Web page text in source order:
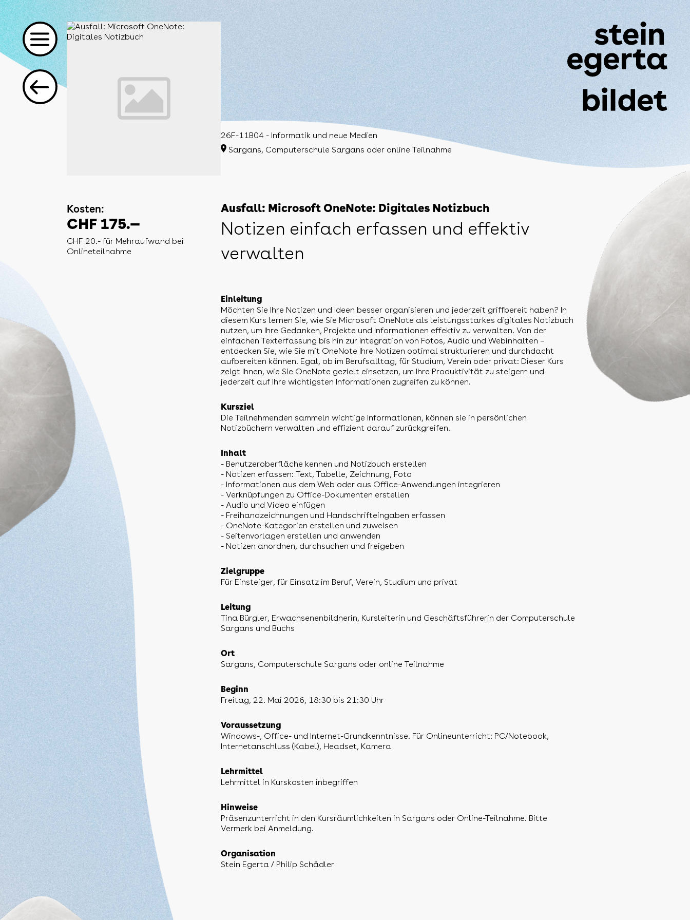
Kosten:
CHF 175.—
CHF 20.- für Mehraufwand bei
Onlineteilnahme
26F-11B04 - Informatik und neue Medien
Sargans, Computerschule Sargans oder online Teilnahme
Ausfall: Microsoft OneNote: Digitales Notizbuch
Notizen einfach erfassen und effektiv
verwalten
Einleitung
Möchten Sie Ihre Notizen und Ideen besser organisieren und jederzeit griffbereit haben? In
diesem Kurs lernen Sie, wie Sie Microsoft OneNote als leistungsstarkes digitales Notizbuch
nutzen, um Ihre Gedanken, Projekte und Informationen effektiv zu verwalten. Von der
einfachen Texterfassung bis hin zur Integration von Fotos, Audio und Webinhalten –
entdecken Sie, wie Sie mit OneNote Ihre Notizen optimal strukturieren und durchdacht
aufbereiten können. Egal, ob im Berufsalltag, für Studium, Verein oder privat: Dieser Kurs
zeigt Ihnen, wie Sie OneNote gezielt einsetzen, um Ihre Produktivität zu steigern und
jederzeit auf Ihre wichtigsten Informationen zugreifen zu können.
Kursziel
Die Teilnehmenden sammeln wichtige Informationen, können sie in persönlichen
Notizbüchern verwalten und effizient darauf zurückgreifen.
Inhalt
- Benutzeroberfläche kennen und Notizbuch erstellen
- Notizen erfassen: Text, Tabelle, Zeichnung, Foto
- Informationen aus dem Web oder aus Office-Anwendungen integrieren
- Verknüpfungen zu Office-Dokumenten erstellen
- Audio und Video einfügen
- Freihandzeichnungen und Handschrifteingaben erfassen
- OneNote-Kategorien erstellen und zuweisen
- Seitenvorlagen erstellen und anwenden
- Notizen anordnen, durchsuchen und freigeben
Zielgruppe
Für Einsteiger, für Einsatz im Beruf, Verein, Studium und privat
Leitung
Tina Bürgler, Erwachsenenbildnerin, Kursleiterin und Geschäftsführerin der Computerschule
Sargans und Buchs
Ort
Sargans, Computerschule Sargans oder online Teilnahme
Beginn
Freitag, 22. Mai 2026, 18:30 bis 21:30 Uhr
Voraussetzung
Windows-, Office- und Internet-Grundkenntnisse. Für Onlineunterricht: PC/Notebook,
Internetanschluss (Kabel), Headset, Kamera
Lehrmittel
Lehrmittel in Kurskosten inbegriffen
Hinweise
Präsenzunterricht in den Kursräumlichkeiten in Sargans oder Online-Teilnahme. Bitte
Vermerk bei Anmeldung.
Organisation
Stein Egerta / Philip Schädler